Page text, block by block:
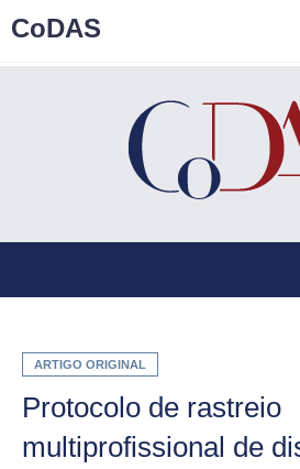
ARTIGO ORIGINAL
Protocolo de rastreio
multiprofissional de
CoDAS